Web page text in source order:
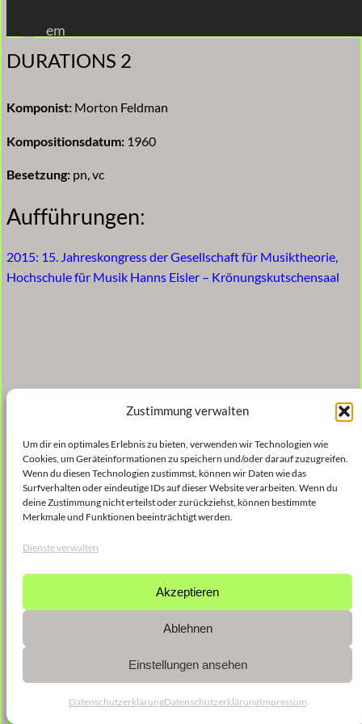
Zustimmung verwalten
Um dir ein optimales Erlebnis zu bieten, verwenden wir Technologien wie
Cookies, um Geräteinformationen zu speichern und/oder darauf zuzugreifen.
Wenn du diesen Technologien zustimmst, können wir Daten wie das
Surfverhalten oder eindeutige IDs auf dieser Website verarbeiten. Wenn du
deine Zustimmung nicht erteilst oder zurückziehst, können bestimmte
Merkmale und Funktionen beeinträchtigt werden.
Dienste verwalten
Akzeptieren
Ablehnen
Einstellungen ansehen
DatenschutzerklärungDatenschutzerklärungImpressum
Inhalt
springen
em
DURATIONS 2
Komponist: Morton Feldman
Kompositionsdatum: 1960
Besetzung: pn, vc
Aufführungen:
2015: 15. Jahreskongress der Gesellschaft für Musiktheorie,
Hochschule für Musik Hanns Eisler – Krönungskutschensaal